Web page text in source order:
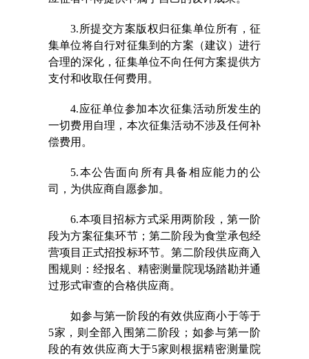
3.所提交方案版权归征集单位所有，征
集单位将自行对征集到的方案（建议）进行
合理的深化，征集单位不向任何方案提供方
支付和收取任何费用。
4.应征单位参加本次征集活动所发生的
一切费用自理，本次征集活动不涉及任何补
偿费用。
5.本公告面向所有具备相应能力的公
司，为供应商自愿参加。
6.本项目招标方式采用两阶段，第一阶
段为方案征集环节；第二阶段为食堂承包经
营项目正式招投标环节。第二阶段供应商入
围规则： 经报名、 精密测量院现场踏勘并通
过形式审查的合格供应商。
如参与第一阶段的有效供应商小于等于
5家，则全部入围第二阶段；如参与第一阶
段的有效供应商大于5家则根据精密测量院